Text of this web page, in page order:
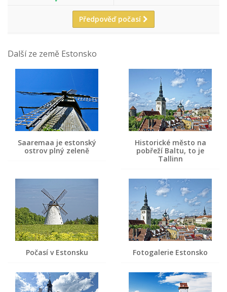
Předpověď počasí
Další ze země Estonsko
Saaremaa je estonský
ostrov plný zeleně
Historické město na
pobřeží Baltu, to je
Tallinn
Počasí v Estonsku Fotogalerie Estonsko